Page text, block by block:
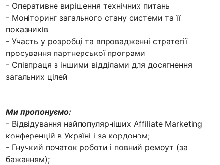
- Оперативне вирішення технічних питань
- Моніторинг загального стану системи та її
показників
- Участь у розробці та впровадженні стратегії
просування партнерської програми
- Співпраця з іншими відділами для досягнення
загальних цілей
Ми пропонуємо:
- Відвідування найпопулярніших Affiliate Marketing
конференцій в Україні і за кордоном;
- Гнучкий початок роботи і повний ремоут (за
бажанням);